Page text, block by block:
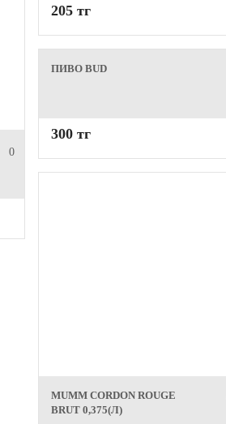
0
205 тг
ПИВО BUD
300 тг
MUMM CORDON ROUGE
BRUT 0,375(Л)